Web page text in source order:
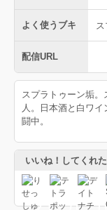
よく使うブキ
配信URL
スプラトゥーン垢
人。日本酒と白ワ
闘中。
いいね！してくれ